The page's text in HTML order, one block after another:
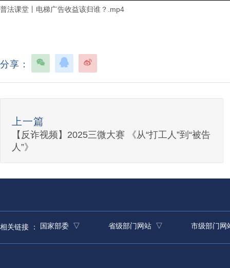
普法课堂丨电梯广告收益该归谁？.mp4
分享：
上一篇
【反诈视频】2025三微大赛 《从“打工人”到“被告
人”》
相关链接 ： 国家部委 ▽ 省级部门网站 ▽ 市级部门